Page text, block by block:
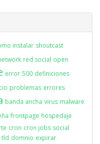
instalar shoutcast
red social open
error 500 definiciones
problemas errores
banda ancha virus malware
frontpage hospedaje
cron cron jobs social
tld domnio expirar